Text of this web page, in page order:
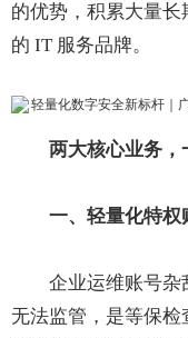
的优势，积累大量
的 IT 服务品牌。
两大核心业务，
一、轻量化特权
企业运维账号杂
无法监管，是等保